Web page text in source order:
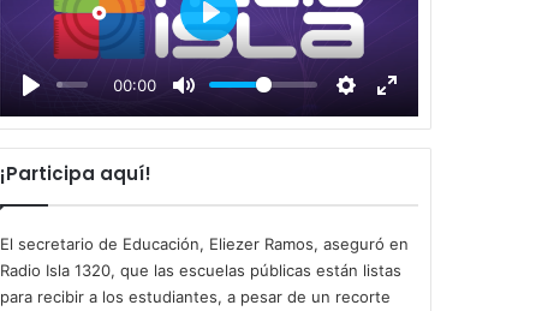
00:00
P
l
a
y
¡Participa aquí!
El secretario de Educación, Eliezer Ramos, aseguró en
Radio Isla 1320, que las escuelas públicas están listas
para recibir a los estudiantes, a pesar de un recorte